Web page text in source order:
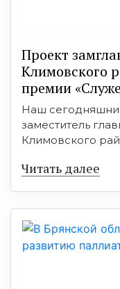
Проект
Климовского
премии
Наш
заместитель
Климовского
Читать далее